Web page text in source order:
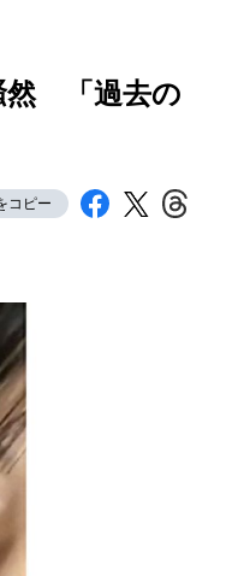
然 「過去の
コピー